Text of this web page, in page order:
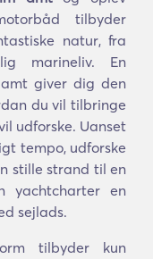
tilbyder
natur, fra
marineliv. En
giver dig den
du vil tilbringe
udforske. Uanset
tempo, udforske
stille strand til en
yachtcharter en
sejlads.
tilbyder kun